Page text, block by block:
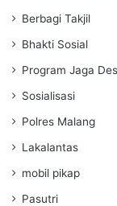
Berbagi Takjil
Bhakti Sosial
Program Jaga
Sosialisasi
Polres Malang
Lakalantas
mobil pikap
Pasutri